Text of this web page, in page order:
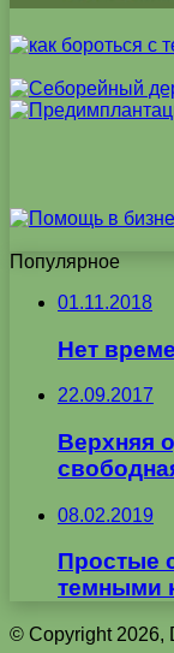
Популярное
01.11.2018
Нет
22.09.2017
Верхняя
08.02.2019
Простые
темными
© Copyright 2026,